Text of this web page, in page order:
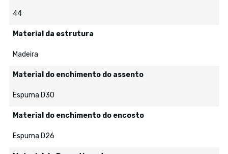
44
Material da estrutura
Madeira
Material do enchimento do assento
Espuma D30
Material do enchimento do encosto
Espuma D26